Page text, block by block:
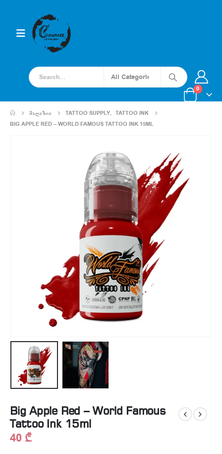
0
ᲛᲐᲦᲐᲖᲘᲐ TATTOO SUPPLY, TATTOO INK
BIG APPLE RED – WORLD FAMOUS TATTOO INK 15ML
Big Apple Red – World Famous
Tattoo Ink 15ml
40 ₾